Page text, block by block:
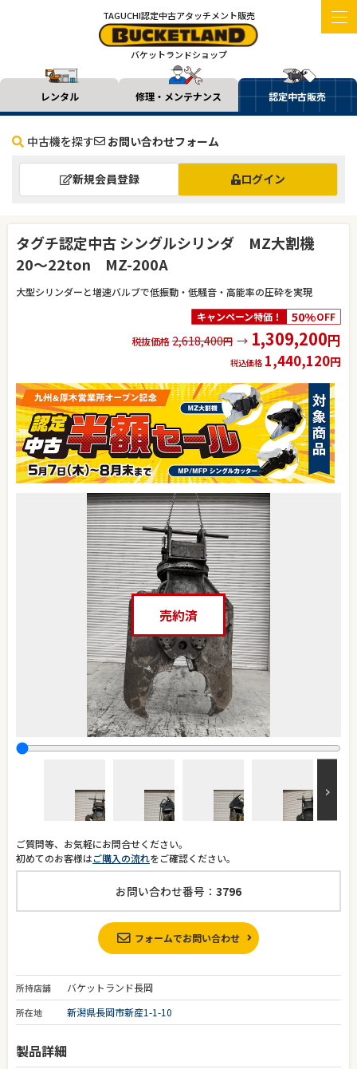
TAGUCHI認定中古アタッチメント販売
バケットランドショップ
レンタル 修理・メンテナンス 認定中古販売
中古機を探す お問い合わせフォーム
新規会員登録 ログイン
タグチ認定中古 シングルシリンダ MZ大割機
20〜22ton MZ-200A
大型シリンダーと増速バルブで低振動・低騒音・高能率の圧砕を実現
キャンペーン特価！
50%OFF
税抜価格2,618,400円 → 1,309,200円
税込価格 1,440,120円
売約済
ご質問等、お気軽にお問合せください。
初めてのお客様はご購入の流れをご確認ください。
お問い合わせ番号： 3796
フォームでお問い合わせ
所持店舗 バケットランド長岡
所在地 新潟県長岡市新産1-1-10
製品詳細